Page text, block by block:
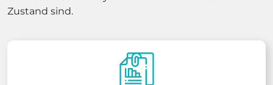
Zustand sind.